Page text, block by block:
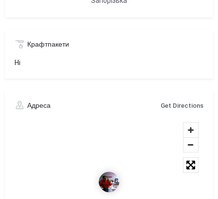
Крафтпакети
Ні
Адреса Get Directions